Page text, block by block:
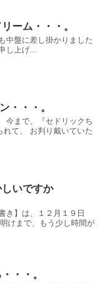
ーム・・・。
中盤に差し掛かりました
し上げ...
・・・。
今まで、『セドリックち
れて、 お判り戴いていた
いですか
き】は、１２月１９日
けまで、もう少し時間が
・・。